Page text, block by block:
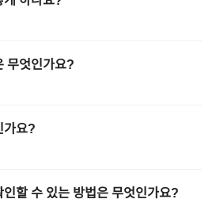
무엇인가요?
가요?
할 수 있는 방법은 무엇인가요?